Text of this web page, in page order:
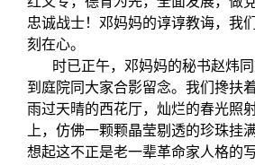
忠诚战士！邓妈妈的谆谆教诲，我
刻在心。
时已正午，邓妈妈的秘书赵炜
到庭院同大家合影留念。我们搀扶
雨过天晴的西花厅，灿烂的春光照
上，仿佛一颗颗晶莹剔透的珍珠挂
想起这不正是老一辈革命家人格的